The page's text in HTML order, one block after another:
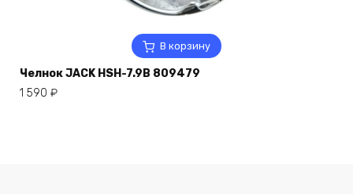
В корзину
Челнок JACK HSH-7.9B 809479
1 590 ₽